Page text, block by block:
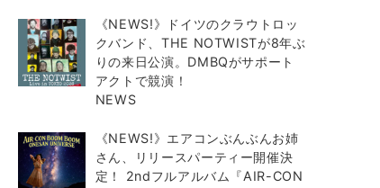
《NEWS!》ドイツのクラウトロッ
クバンド、THE NOTWISTが8年ぶ
りの来日公演。DMBQがサポート
アクトで競演！
NEWS
《NEWS!》エアコンぶんぶんお姉
さん、リリースパーティー開催決
定！ 2ndフルアルバム『AIR-CON